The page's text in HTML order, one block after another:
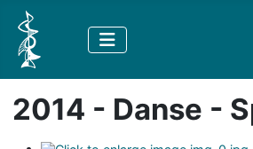
2014 - Danse -